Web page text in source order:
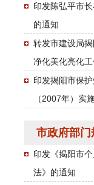
印发陈弘平市
的通知
转发市建设局
净化美化亮化
印发揭阳市保
（2007年）实
市政府部
印发《揭阳市
法》的通知